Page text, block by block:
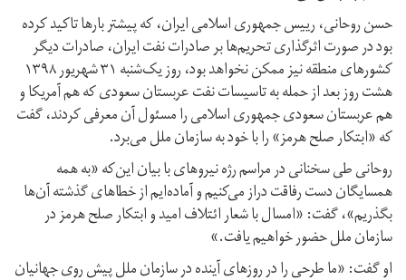
حسن روحانی، رییس جمهوری اسلامی ایران، که پیشتر بارها تاکید کرده
بود در صورت اثرگذاری تحریم‌ها بر صادرات نفت ایران، صادرات دیگر
کشورهای منطقه نیز ممکن نخواهد بود، روز یک‌شنبه ۳۱ شهریور ۱۳۹۸
هشت روز بعد از حمله به تاسیسات نفت عربستان سعودی که هم آمریکا و
هم عربستان سعودی جمهوری اسلامی را مسئول آن معرفی کردند، گفت
که «ابتکار صلح هرمز» را با خود به سازمان ملل می‌برد.
روحانی طی سخنانی در مراسم رژه نیروهای با بیان این‌که «به همه
همسایگان دست رفاقت دراز می‌کنیم و آماده‌ایم از خطاهای گذشته آن‌ها
بگذریم»، گفت: «امسال با شعار ائتلاف امید و ابتکار صلح هرمز در
سازمان ملل حضور خواهیم یافت.»
او گفت: «ما طرحی را در روزهای آینده در سازمان ملل پیش روی جهانیان